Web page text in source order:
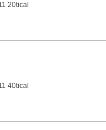
20tical
40tical